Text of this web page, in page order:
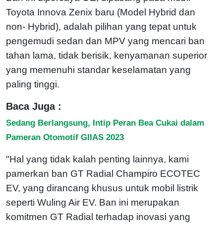
Toyota Innova Zenix baru (Model Hybrid dan
non- Hybrid), adalah pilihan yang tepat untuk
pengemudi sedan dan MPV yang mencari ban
tahan lama, tidak berisik, kenyamanan superior
yang memenuhi standar keselamatan yang
paling tinggi.
Baca Juga :
Sedang Berlangsung, Intip Peran Bea Cukai dalam
Pameran Otomotif GIIAS 2023
"Hal yang tidak kalah penting lainnya, kami
pamerkan ban GT Radial Champiro ECOTEC
EV, yang dirancang khusus untuk mobil listrik
seperti Wuling Air EV. Ban ini merupakan
komitmen GT Radial terhadap inovasi yang